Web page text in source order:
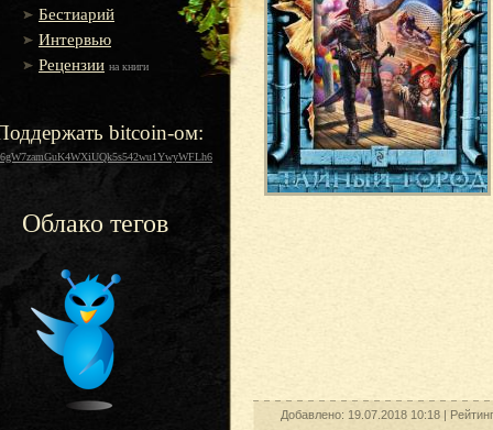
Бестиарий
Интервью
Рецензии на книги
bitcoin-ом:
Облако тегов
Добавлено: 19.07.2018 10:18 |